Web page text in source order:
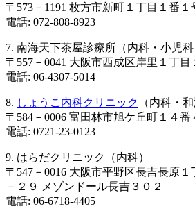
〒573－1191 枚方市新町１丁目１番１
電話: 072-808-8923
7. 南海天下茶屋診療所（内科・小児科
〒557－0041 大阪市西成区岸里１丁目
電話: 06-4307-5014
8. しょうこ内科クリニック
（内科・和
〒584－0006 富田林市旭ケ丘町１４番
電話: 0721-23-0123
9. はらだクリニック（内科）
〒547－0016 大阪市平野区長吉長原１
－２９ メゾンドール長吉３０２
電話: 06-6718-4405